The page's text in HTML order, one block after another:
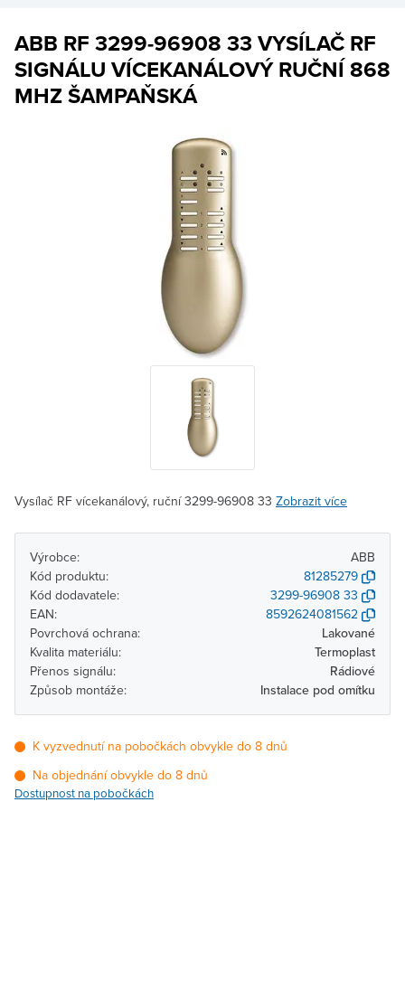
ABB RF 3299-96908 33 VYSÍLAČ RF
SIGNÁLU VÍCEKANÁLOVÝ RUČNÍ 868
MHZ ŠAMPAŇSKÁ
Vysílač RF vícekanálový, ruční 3299-96908 33 Zobrazit více
Výrobce:
ABB
Kód produktu:
81285279
Kód dodavatele:
3299-96908 33
EAN:
8592624081562
Povrchová ochrana:
Lakované
Kvalita materiálu:
Termoplast
Přenos signálu:
Rádiové
Způsob montáže:
Instalace pod omítku
K vyzvednutí na pobočkách obvykle do 8 dnů
Na objednání obvykle do 8 dnů
Dostupnost na pobočkách